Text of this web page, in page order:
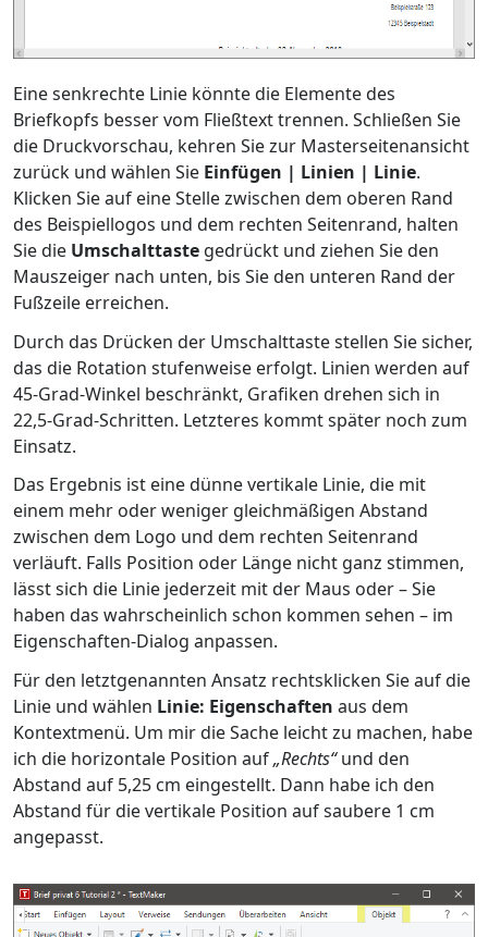
Eine senkrechte Linie könnte die Elemente des
Briefkopfs besser vom Fließtext trennen. Schließen Sie
die Druckvorschau, kehren Sie zur Masterseitenansicht
zurück und wählen Sie Einfügen | Linien | Linie.
Klicken Sie auf eine Stelle zwischen dem oberen Rand
des Beispiellogos und dem rechten Seitenrand, halten
Sie die Umschalttaste gedrückt und ziehen Sie den
Mauszeiger nach unten, bis Sie den unteren Rand der
Fußzeile erreichen.
Durch das Drücken der Umschalttaste stellen Sie sicher,
das die Rotation stufenweise erfolgt. Linien werden auf
45-Grad-Winkel beschränkt, Grafiken drehen sich in
22,5-Grad-Schritten. Letzteres kommt später noch zum
Einsatz.
Das Ergebnis ist eine dünne vertikale Linie, die mit
einem mehr oder weniger gleichmäßigen Abstand
zwischen dem Logo und dem rechten Seitenrand
verläuft. Falls Position oder Länge nicht ganz stimmen,
lässt sich die Linie jederzeit mit der Maus oder – Sie
haben das wahrscheinlich schon kommen sehen – im
Eigenschaften-Dialog anpassen.
Für den letztgenannten Ansatz rechtsklicken Sie auf die
Linie und wählen Linie: Eigenschaften aus dem
Kontextmenü. Um mir die Sache leicht zu machen, habe
ich die horizontale Position auf„Rechts“und den
Abstand auf 5,25 cm eingestellt. Dann habe ich den
Abstand für die vertikale Position auf saubere 1 cm
angepasst.